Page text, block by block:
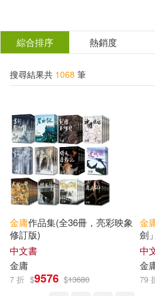
結
篩
選
分類 (單選)
所有商品(1068) 圖書
影音(1) 雜誌(12)
電子書閱讀器(3)
有聲書(7)
展開
作者 (可複選)
金庸(620) 李志清(39)
陳墨(21)
綜合排序 熱銷度
搜尋結果共 1068 筆
金庸作品集(全36冊，亮彩映象
修訂版)
中文書
金庸
7 折 $9576 $13680
金
劍」
中
金
79